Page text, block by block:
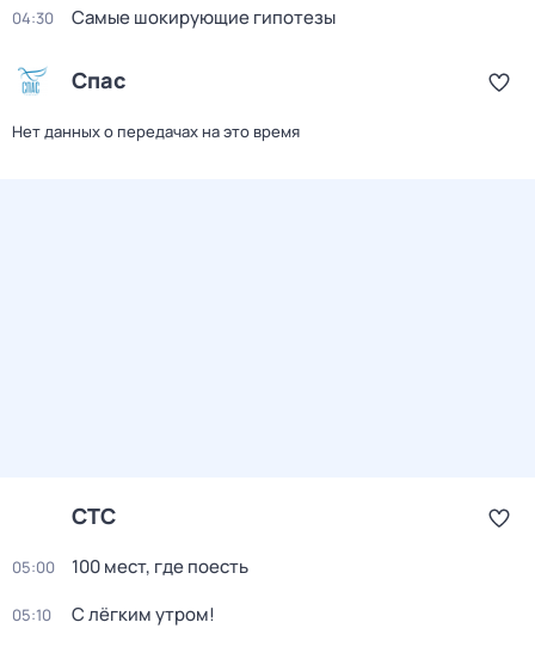
04:30 Самые шoкиpующие гипотезы
Спас
Нет данных о передачах на это время
СТС
05:00 100 мест, где поесть
05:10 С лёгким утром!